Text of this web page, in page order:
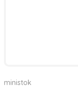
ministok